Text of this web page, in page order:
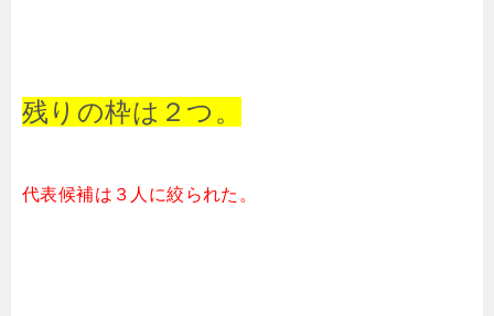
残りの枠は２つ。
代表候補は３人に絞られた。